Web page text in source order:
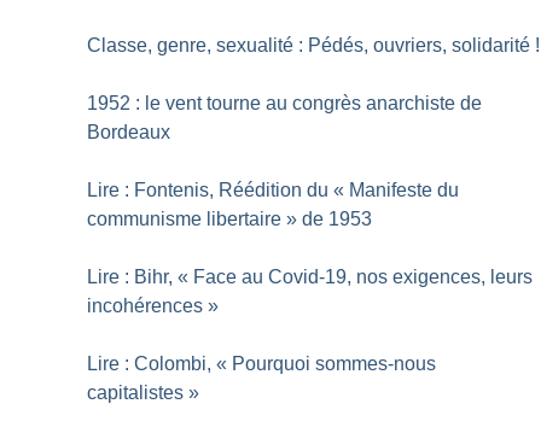
Classe, genre, sexualité : Pédés, ouvriers, solidarité !
1952 : le vent tourne au congrès anarchiste de
Bordeaux
Lire : Fontenis, Réédition du « Manifeste du
communisme libertaire » de 1953
Lire : Bihr, « Face au Covid-19, nos exigences, leurs
incohérences »
Lire : Colombi, « Pourquoi sommes-nous
capitalistes »